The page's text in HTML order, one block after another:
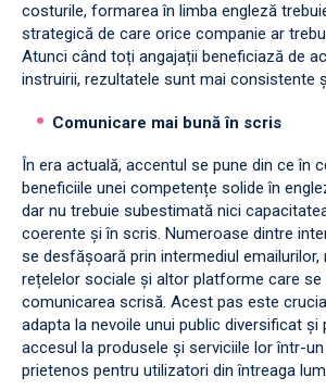
costurile, formarea în limba engleză
strategică de care orice companie ar
Atunci când toți angajații beneficiază de
instruirii, rezultatele sunt mai consistente
Comunicare mai bună în scris
În era actuală, accentul se pune din ce în
beneficiile unei competențe solide în
dar nu trebuie subestimată nici
coerente și în scris. Numeroase dintre
se desfășoară prin intermediul emailurilor,
rețelelor sociale și altor platforme care se
comunicarea scrisă. Acest pas este
adapta la nevoile unui public diversificat și
accesul la produsele și serviciile lor într-
prietenos pentru utilizatori din întreaga